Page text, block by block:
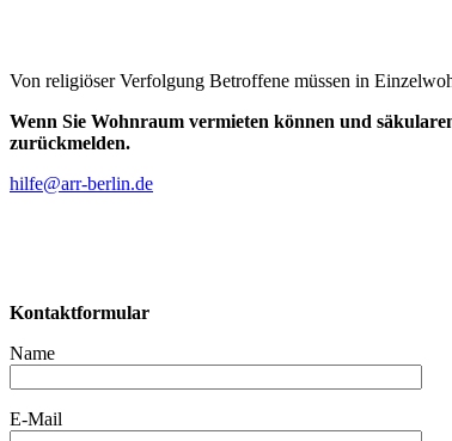
Von religiöser Verfolgung Betroffene müssen in
Wenn Sie Wohnraum vermieten können und
zurückmelden.
hilfe@arr-berlin.de
Kontaktformular
Name
E-Mail